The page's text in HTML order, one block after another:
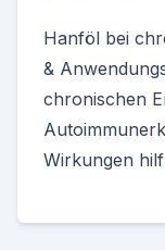
Hanföl bei
&
chronischen
Wirkungen